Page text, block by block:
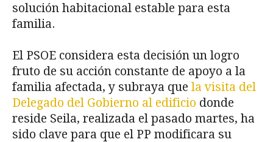
solución habitacional estable para esta
familia.
El PSOE considera esta decisión un logro
fruto de su acción constante de apoyo a la
familia afectada, y subraya que la visita del
Delegado del Gobierno al edificio donde
reside Seila, realizada el pasado martes, ha
sido clave para que el PP modificara su